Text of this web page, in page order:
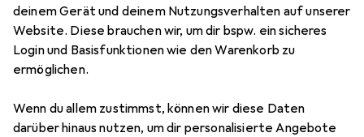
deinem Gerät und deinem Nutzungsverhalten auf unserer
Website. Diese brauchen wir, um dir bspw. ein sicheres
Login und Basisfunktionen wie den Warenkorb zu
ermöglichen.
Wenn du allem zustimmst, können wir diese Daten
darüber hinaus nutzen, um dir personalisierte Angebote
7 Bilder
KlipschRC-64 III
Preis in EUR inkl. MwSt.
EUR
1899,–